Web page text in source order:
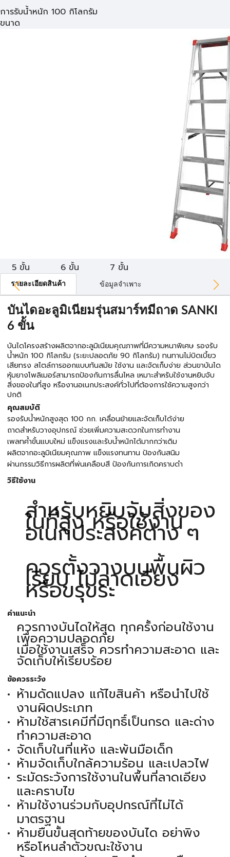
การรับน้ำหนัก 100 กิโลกรัม
ขนาด
5 ขั้น 6 ขั้น 7 ขั้น
รายละเอียดสินค้า ข้อมูลจำเพาะ
บันไดอะลูมิเนียมรุ่นสมาร์ทมีถาด SANKI
6 ขั้น
บันไดโครงสร้างผลิตจากอะลูมิเนียมคุณภาพที่มีความหนาพิเศษ รองรับ
น้ำหนัก 100 กิโลกรัม (ระยะปลอดภัย 90 กิโลกรัม) ทนทานไม่บิดเบี้ยว
เสียทรง สไตล์การออกแบบทันสมัย ใช้งาน และจัดเก็บง่าย ส่วนขาบันได
หุ้มยางโพลิเมอร์สามารถป้องกันการลื่นไหล เหมาะสำหรับใช้งานหยิบจับ
สิ่งของในที่สูง หรืองานอเนกประสงค์ทั่วไปที่ต้องการใช้ความสูงกว่า
ปกติ
คุณสมบัติ
รองรับน้ำหนักสูงสุด 100 กก. เคลื่อนย้ายและจัดเก็บได้ง่าย
ถาดสำหรับวางอุปกรณ์ ช่วยเพิ่มความสะดวกในการทำงาน
เพลทค้ำขั้นแบบใหม่ แข็งแรงและรับน้ำหนักได้มากกว่าเดิม
ผลิตจากอะลูมิเนียมคุณภาพ แข็งแรงทนทาน ป้องกันสนิม
ผ่านกรรมวิธีการผลิตที่พ่นเคลือบสี ป้องกันการเกิดคราบดำ
วิธีใช้งาน
สำหรับหยิบจับสิ่งของ
ในที่สูง หรือใช้งาน
อเนกประสงค์ต่าง ๆ
ควรตั้งวางบนพื้นผิว
เรียบ ไม่ลาดเอียง
หรือขรุขระ
คำแนะนำ
ควรกางบันไดให้สุด ทุกครั้งก่อนใช้งาน
เพื่อความปลอดภัย
เมื่อใช้งานเสร็จ ควรทำความสะอาด และ
จัดเก็บให้เรียบร้อย
ข้อควรระวัง
ห้ามดัดแปลง แก้ไขสินค้า หรือนำไปใช้
งานผิดประเภท
ห้ามใช้สารเคมีที่มีฤทธิ์เป็นกรด และด่าง
ทำความสะอาด
จัดเก็บในที่แห้ง และพ้นมือเด็ก
ห้ามจัดเก็บใกล้ความร้อน และเปลวไฟ
ระมัดระวังการใช้งานในพื้นที่ลาดเอียง
และคราบไข
ห้ามใช้งานร่วมกับอุปกรณ์ที่ไม่ได้
มาตรฐาน
ห้ามยืนขั้นสุดท้ายของบันได อย่าพิง
หรือโหนลำตัวขณะใช้งาน